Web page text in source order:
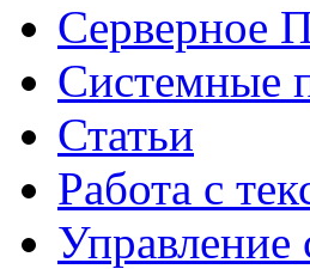
Серверное
Системные
Статьи
Работа с